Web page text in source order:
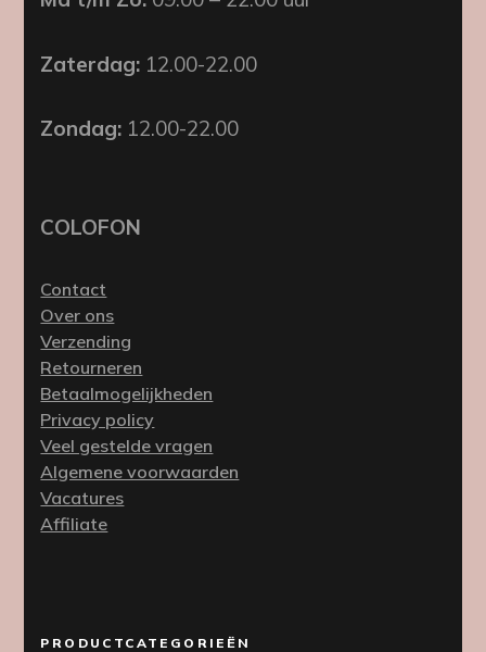
Zaterdag: 12.00-22.00
Zondag: 12.00-22.00
COLOFON
Contact
Over ons
Verzending
Retourneren
Betaalmogelijkheden
Privacy policy
Veel gestelde vragen
Algemene voorwaarden
Vacatures
Affiliate
PRODUCTCATEGORIEËN